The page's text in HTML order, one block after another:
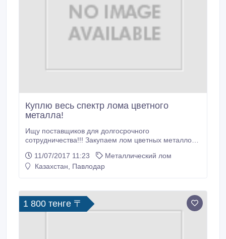
Куплю весь спектр лома цветного
металла!
Ищу поставщиков для долгосрочного
сотрудничества!!! Закупаем лом цветных металлов,
расчет! Высокие цены, на сегодняшний день: Медь
А 1-1(блеск D от 0, 5мм) 335 000 р. Медь А 1-2
11/07/2017 11:23
Металлический лом
Казахстан, Павлодар
1 800 тенге 〒